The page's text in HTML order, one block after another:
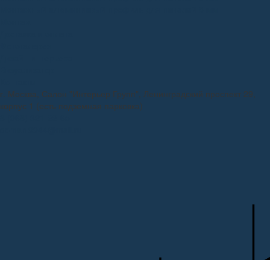
г. Москва, Салон "Интерьер Групп", Ленинградский проспект 29,
корпус 1 (есть подземная парковка)